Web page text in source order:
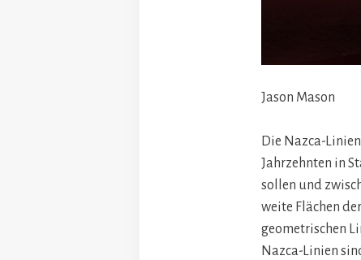
Jason Mason
Die Nazca-
Jahrzehnten in
sollen und
weite Flächen
geometrischen
Nazca-Linien